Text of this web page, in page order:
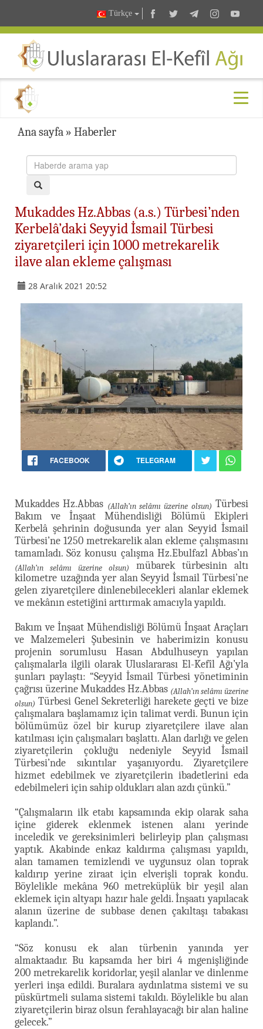
Türkçe
Ana sayfa » Haberler
Mukaddes Hz.Abbas (a.s.) Türbesi’nden
Kerbelâ’daki Seyyid İsmail Türbesi
ziyaretçileri için 1000 metrekarelik
ilave alan ekleme çalışması
28 Aralık 2021 20:52
FACEBOOK TELEGRAM
Mukaddes Hz.Abbas (Allah’ın selâmı üzerine olsun) Türbesi
Bakım ve İnşaat Mühendisliği Bölümü Ekipleri
Kerbelâ şehrinin doğusunda yer alan Seyyid İsmail
Türbesi’ne 1250 metrekarelik alan ekleme çalışmasını
tamamladı. Söz konusu çalışma Hz.Ebulfazl Abbas’ın
(Allah’ın selâmı üzerine olsun)
mübarek türbesinin altı
kilometre uzağında yer alan Seyyid İsmail Türbesi’ne
gelen ziyaretçilere dinlenebilecekleri alanlar eklemek
ve mekânın estetiğini arttırmak amacıyla yapıldı.
Bakım ve İnşaat Mühendisliği Bölümü İnşaat Araçları
ve Malzemeleri Şubesinin ve haberimizin konusu
projenin sorumlusu Hasan Abdulhuseyn yapılan
çalışmalarla ilgili olarak Uluslararası El-Kefîl Ağı’yla
şunları paylaştı: “Seyyid İsmail Türbesi yönetiminin
çağrısı üzerine Mukaddes Hz.Abbas (Allah’ın selâmı üzerine
olsun) Türbesi Genel Sekreterliği harekete geçti ve bize
çalışmalara başlamamız için talimat verdi. Bunun için
bölümümüz özel bir kurup ziyaretçilere ilave alan
katılması için çalışmaları başlattı. Alan darlığı ve gelen
ziyaretçilerin çokluğu nedeniyle Seyyid İsmail
Türbesi’nde sıkıntılar yaşanıyordu. Ziyaretçilere
hizmet edebilmek ve ziyaretçilerin ibadetlerini eda
edebilmeleri için sahip oldukları alan azdı çünkü.”
“Çalışmaların ilk etabı kapsamında ekip olarak saha
içine giderek eklenmek istenen alanı yerinde
inceledik ve gereksinimleri belirleyip plan çalışması
yaptık. Akabinde enkaz kaldırma çalışması yapıldı,
alan tamamen temizlendi ve uygunsuz olan toprak
kaldırıp yerine ziraat için elverişli toprak kondu.
Böylelikle mekâna 960 metreküplük bir yeşil alan
eklemek için altyapı hazır hale geldi. İnşaatı yapılacak
alanın üzerine de subbase denen çakıltaşı tabakası
kaplandı.”.
“Söz konusu ek alan türbenin yanında yer
almaktaadır. Bu kapsamda her biri 4 mgenişliğinde
200 metrekarelik koridorlar, yeşil alanlar ve dinlenme
yerleri inşa edildi. Buralara aydınlatma sistemi ve su
püskürtmeli sulama sistemi takıldı. Böylelikle bu alan
ziyaretçilerin biraz olsun ferahlayacağı bir alan haline
gelecek.”